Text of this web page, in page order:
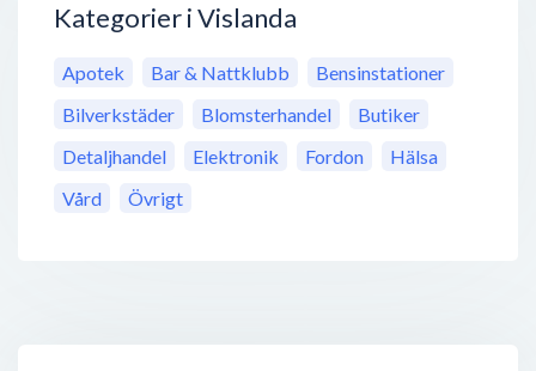
Kategorier i Vislanda
Apotek Bar & Nattklubb
Bensinstationer
Bilverkstäder
Blomsterhandel
Butiker
Detaljhandel
Elektronik Fordon
Hälsa
Vård
Övrigt